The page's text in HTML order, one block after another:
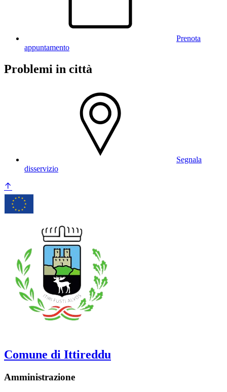
Prenota
appuntamento
Problemi in città
Segnala
disservizio
Comune di Ittireddu
Amministrazione